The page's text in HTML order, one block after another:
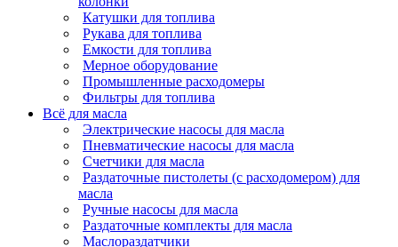
Катушки для топлива
Рукава для топлива
Емкости для топлива
Мерное оборудование
Промышленные расходомеры
Фильтры для топлива
Всё для масла
Электрические насосы для масла
Пневматические насосы для масла
Счетчики для масла
Раздаточные пистолеты (с расходомером) для
масла
Ручные насосы для масла
Раздаточные комплекты для масла
Маслораздатчики